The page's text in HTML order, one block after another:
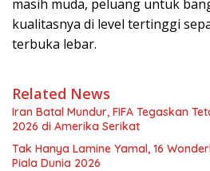
masih muda, peluang untuk
kualitasnya di level tertinggi
terbuka lebar.
Related News
Iran Batal Mundur, FIFA Tegaskan
2026 di Amerika Serikat
Tak Hanya Lamine Yamal, 16
Piala Dunia 2026